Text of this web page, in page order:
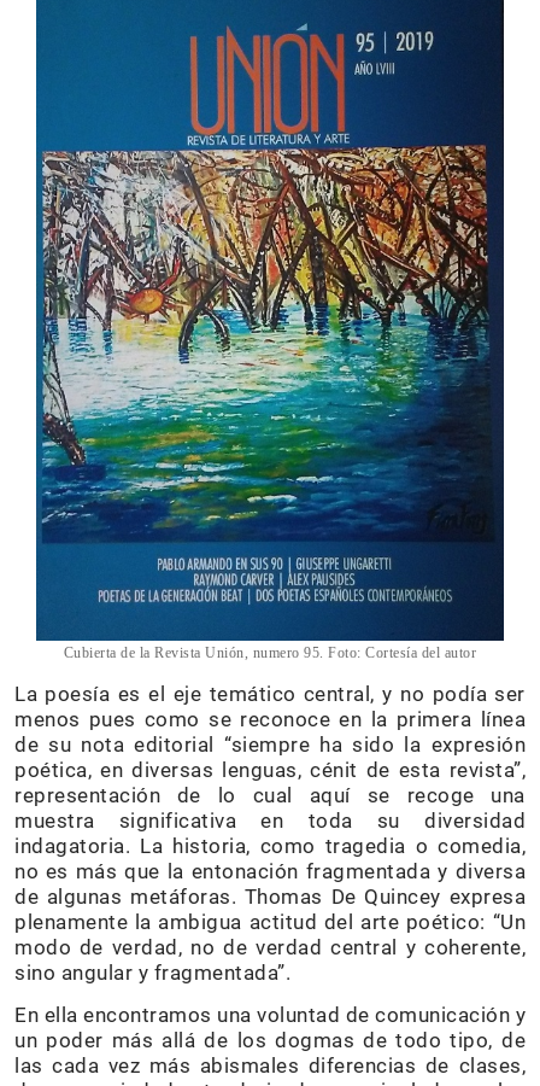
Cubierta de la Revista Unión, numero 95. Foto: Cortesía del autor
La poesía es el eje temático central, y no podía ser
menos pues como se reconoce en la primera línea
de su nota editorial “siempre ha sido la expresión
poética, en diversas lenguas, cénit de esta revista”,
representación de lo cual aquí se recoge una
muestra significativa en toda su diversidad
indagatoria. La historia, como tragedia o comedia,
no es más que la entonación fragmentada y diversa
de algunas metáforas. Thomas De Quincey expresa
plenamente la ambigua actitud del arte poético: “Un
modo de verdad, no de verdad central y coherente,
sino angular y fragmentada”.
En ella encontramos una voluntad de comunicación y
un poder más allá de los dogmas de todo tipo, de
las cada vez más abismales diferencias de clases,